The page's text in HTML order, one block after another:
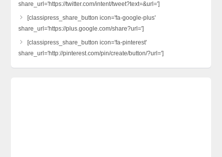
share_url='https://twitter.com/intent/tweet?text=&url=']
[classipress_share_button icon='fa-google-plus'
share_url='https://plus.google.com/share?url=']
[classipress_share_button icon='fa-pinterest'
share_url='http://pinterest.com/pin/create/button/?url=']